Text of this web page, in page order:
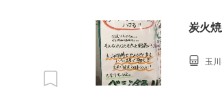
炭火
玉